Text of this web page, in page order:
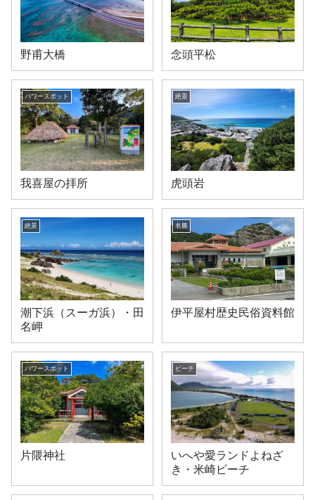
野甫大橋 念頭平松
パワースポット
我喜屋の拝所
絶景
虎頭岩
絶景
潮下浜（スーガ浜）・田
名岬
名勝
伊平屋村歴史民俗資料館
パワースポット
片隈神社
ビーチ
いへや愛ランドよねざ
き・米崎ビーチ